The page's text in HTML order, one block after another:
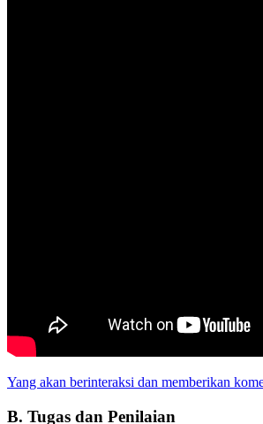
Yang akan berinteraksi dan memberikan
B. Tugas dan Penilaian